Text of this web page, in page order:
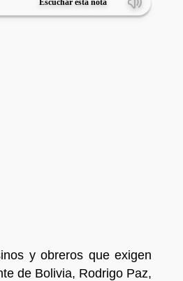
Escuchar esta nota
y obreros que exigen
de Bolivia, Rodrigo Paz,